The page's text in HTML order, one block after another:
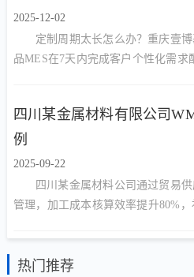
2025-12-02
定制周期太长怎么办？重庆壹
品MES在7天内完成客户个性化需求
四川某金属材料有限公司
例
2025-09-22
四川某金属材料公司通过贸易
管理，加工成本核算效率提升80%，
热门推荐